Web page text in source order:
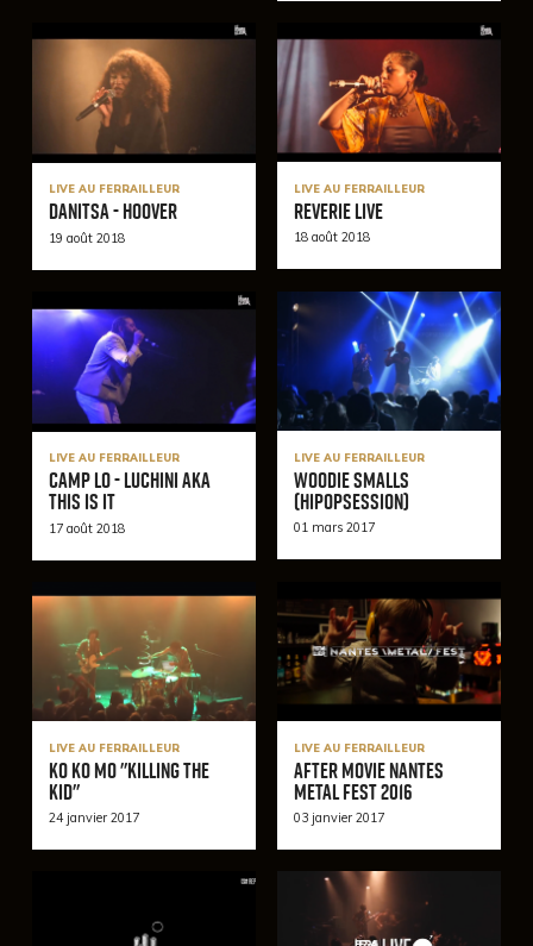
LIVE AU FERRAILLEUR
DANITSA - Hoover
19 août 2018
LIVE AU FERRAILLEUR
REVERIE Live
18 août 2018
LIVE AU FERRAILLEUR
CAMP LO - Luchini AKA
This Is It
17 août 2018
LIVE AU FERRAILLEUR
Woodie Smalls
(HipOpSession)
01 mars 2017
LIVE AU FERRAILLEUR
Ko Ko Mo "Killing The
Kid"
24 janvier 2017
LIVE AU FERRAILLEUR
After Movie Nantes
Metal Fest 2016
03 janvier 2017